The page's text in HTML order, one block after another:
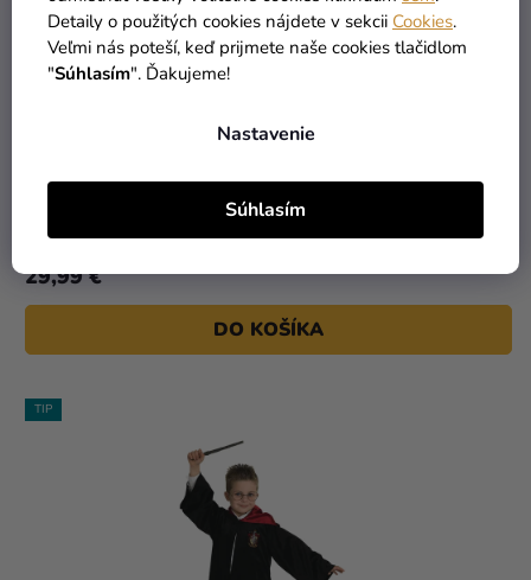
Detaily o použitých cookies nájdete v sekcii Cookies.
Veľmi nás poteší, keď prijmete naše cookies tlačidlom
"Súhlasím". Ďakujeme!
Nastavenie
Súhlasím
29,99 €
DO KOŠÍKA
TIP